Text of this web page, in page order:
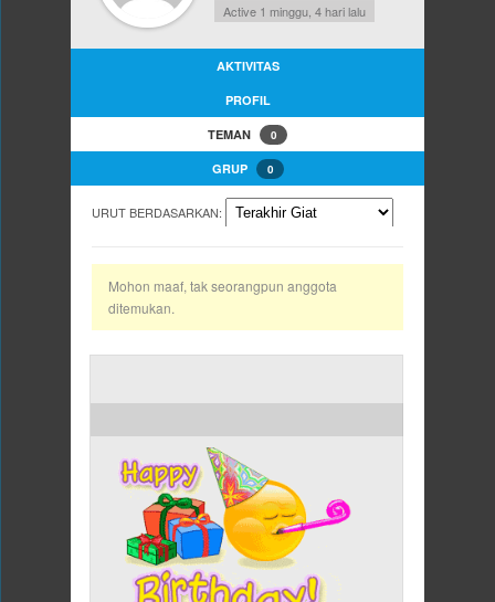
Active 1 minggu, 4 hari lalu
AKTIVITAS
PROFIL
TEMAN 0
GRUP 0
URUT BERDASARKAN:
Mohon maaf, tak seorangpun anggota
ditemukan.